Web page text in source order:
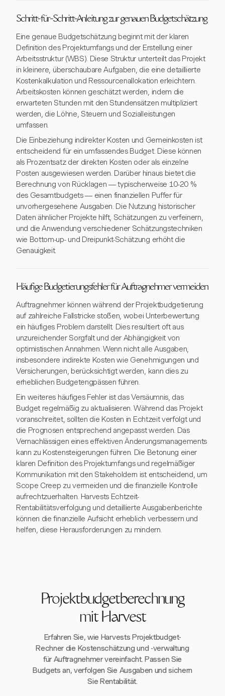
Schritt-für-Schritt-Anleitung zur genauen Budgetschätzung
Eine genaue Budgetschätzung beginnt mit der klaren
Definition des Projektumfangs und der Erstellung einer
Arbeitsstruktur (WBS). Diese Struktur unterteilt das Projekt
in kleinere, überschaubare Aufgaben, die eine detaillierte
Kostenkalkulation und Ressourcenallokation erleichtern.
Arbeitskosten können geschätzt werden, indem die
erwarteten Stunden mit den Stundensätzen multipliziert
werden, die Löhne, Steuern und Sozialleistungen
umfassen.
Die Einbeziehung indirekter Kosten und Gemeinkosten ist
entscheidend für ein umfassendes Budget. Diese können
als Prozentsatz der direkten Kosten oder als einzelne
Posten ausgewiesen werden. Darüber hinaus bietet die
Berechnung von Rücklagen — typischerweise 10-20 %
des Gesamtbudgets — einen finanziellen Puffer für
unvorhergesehene Ausgaben. Die Nutzung historischer
Daten ähnlicher Projekte hilft, Schätzungen zu verfeinern,
und die Anwendung verschiedener Schätzungstechniken
wie Bottom-up- und Dreipunkt-Schätzung erhöht die
Genauigkeit.
Häufige Budgetierungsfehler für Auftragnehmer vermeiden
Auftragnehmer können während der Projektbudgetierung
auf zahlreiche Fallstricke stoßen, wobei Unterbewertung
ein häufiges Problem darstellt. Dies resultiert oft aus
unzureichender Sorgfalt und der Abhängigkeit von
optimistischen Annahmen. Wenn nicht alle Ausgaben,
insbesondere indirekte Kosten wie Genehmigungen und
Versicherungen, berücksichtigt werden, kann dies zu
erheblichen Budgetengpässen führen.
Ein weiteres häufiges Fehler ist das Versäumnis, das
Budget regelmäßig zu aktualisieren. Während das Projekt
voranschreitet, sollten die Kosten in Echtzeit verfolgt und
die Prognosen entsprechend angepasst werden. Das
Vernachlässigen eines effektiven Änderungsmanagements
kann zu Kostensteigerungen führen. Die Betonung einer
klaren Definition des Projektumfangs und regelmäßiger
Kommunikation mit den Stakeholdern ist entscheidend, um
Scope Creep zu vermeiden und die finanzielle Kontrolle
aufrechtzuerhalten. Harvests Echtzeit-
Rentabilitätsverfolgung und detaillierte Ausgabenberichte
können die finanzielle Aufsicht erheblich verbessern und
helfen, diese Herausforderungen zu mindern.
Projektbudgetberechnung
mit Harvest
Erfahren Sie, wie Harvests Projektbudget-
Rechner die Kostenschätzung und -verwaltung
für Auftragnehmer vereinfacht. Passen Sie
Budgets an, verfolgen Sie Ausgaben und sichern
Sie Rentabilität.